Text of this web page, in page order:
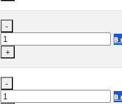
-
+
В
-
В